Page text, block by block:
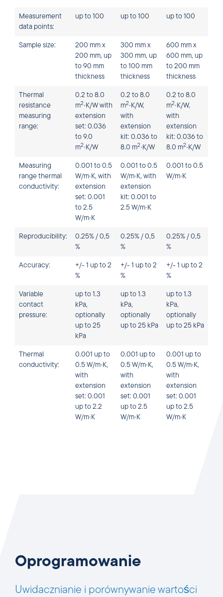
Measurement
data points:
up to 100 up to 100 up to 100
Sample size:
200 mm x
200 mm, up
to 90 mm
thickness
300 mm x
300 mm, up
to 100 mm
thickness
600 mm x
600 mm, up
to 200 mm
thickness
Thermal
resistance
measuring
range:
0.2 to 8.0
m2∙K/W with
extension
set: 0.036
to 9.0
m2∙K/W
0.2 to 8.0
m2∙K/W,
with
extension
kit: 0.036 to
8.0 m2∙K/W
0.2 to 8.0
m2∙K/W,
with
extension
kit: 0.036 to
8.0 m2∙K/W
Measuring
range thermal
conductivity:
0.001 to 0.5
W/m∙K, with
extension
set: 0.001
to 2.5
W/m∙K
0.001 to 0.5
W/m∙K, with
extension
kit: 0.001 to
2.5 W/m∙K
0.001 to 0.5
W/m∙K
Reproducibility:
0.25% / 0,5
%
0.25% / 0,5
%
0.25% / 0,5
%
Accuracy:
+/- 1 up to 2
%
+/- 1 up to 2
%
+/- 1 up to 2
%
Variable
contact
pressure:
up to 1.3
kPa,
optionally
up to 25
kPa
up to 1.3
kPa,
optionally
up to 25 kPa
up to 1.3
kPa,
optionally
up to 25 kPa
Thermal
conductivity:
0.001 up to
0.5 W/m∙K,
with
extension
set: 0.001
up to 2.2
W/m∙K
0.001 up to
0.5 W/m∙K,
with
extension
set: 0.001
up to 2.5
W/m∙K
0.001 up to
0.5 W/m∙K,
with
extension
set: 0.001
up to 2.5
W/m∙K
Oprogramowanie
Uwidacznianie i porównywanie wartości